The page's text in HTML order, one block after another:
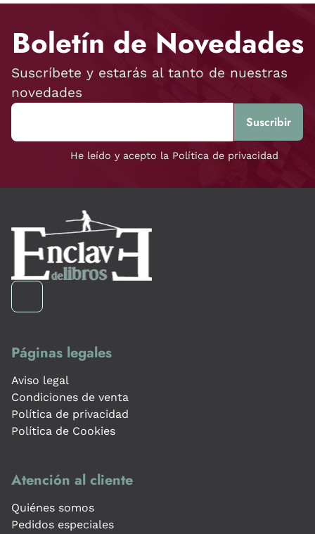
Boletín de Novedades
Suscríbete y estarás al tanto de nuestras
novedades
He leído y acepto la Política de privacidad
Páginas legales
Aviso legal
Condiciones de venta
Política de privacidad
Política de Cookies
Atención al cliente
Quiénes somos
Pedidos especiales